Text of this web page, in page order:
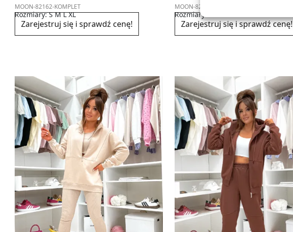
MOON-82162-KOMPLET
Rozmiary: S M L XL
Zarejestruj się i sprawdź cenę!
MOON-821153-BLUZKA
Rozmiary: UNIWERSALNY
Zarejestruj się i sprawdź cenę!